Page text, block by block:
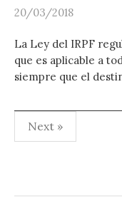
20/03/2018
La Ley del IRPF
que es aplicable a
siempre que el
Paginación
de
Next »